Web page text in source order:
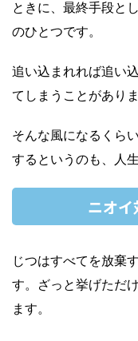
ときに、最終手段と
のひとつです。
追い込まれれば追い
てしまうことがありま
そんな風になるくら
するというのも、人
ニオ
じつはすべてを放棄
す。ざっと挙げただ
ます。